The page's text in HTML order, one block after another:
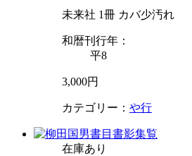
未来社 1冊 カバ少汚れ
和暦刊行年：
平8
3,000円
カテゴリー： や行
在庫あり